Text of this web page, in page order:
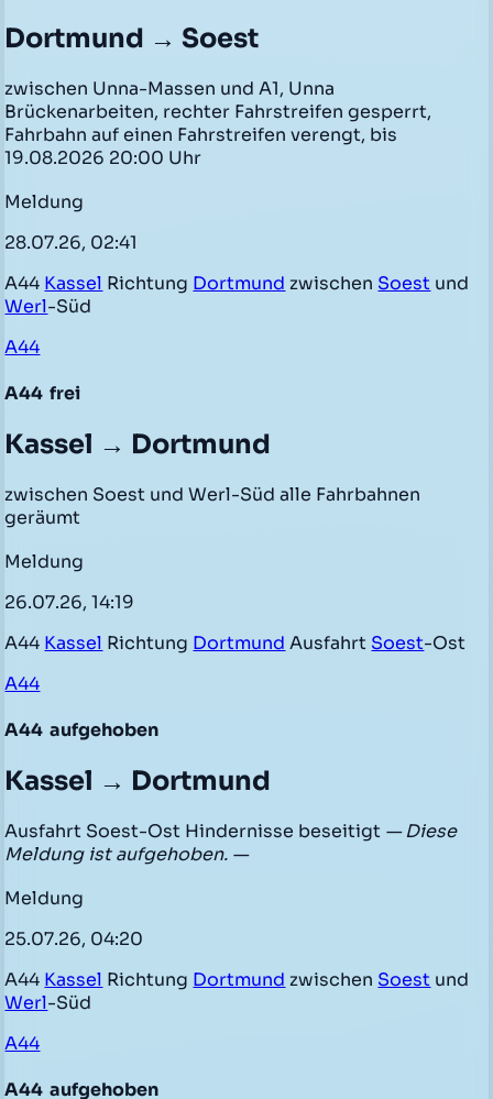
Dortmund → Soest
zwischen Unna-Massen und A1, Unna
Brückenarbeiten, rechter Fahrstreifen gesperrt,
Fahrbahn auf einen Fahrstreifen verengt, bis
19.08.2026 20:00 Uhr
Meldung
28.07.26, 02:41
A44 Kassel Richtung Dortmund zwischen Soest und
Werl-Süd
A44
A44 frei
Kassel → Dortmund
zwischen Soest und Werl-Süd alle Fahrbahnen
geräumt
Meldung
26.07.26, 14:19
A44 Kassel Richtung Dortmund Ausfahrt Soest-Ost
A44
A44 aufgehoben
Kassel → Dortmund
Ausfahrt Soest-Ost Hindernisse beseitigt — Diese
Meldung ist aufgehoben. —
Meldung
25.07.26, 04:20
A44 Kassel Richtung Dortmund zwischen Soest und
Werl-Süd
A44
A44 aufgehoben